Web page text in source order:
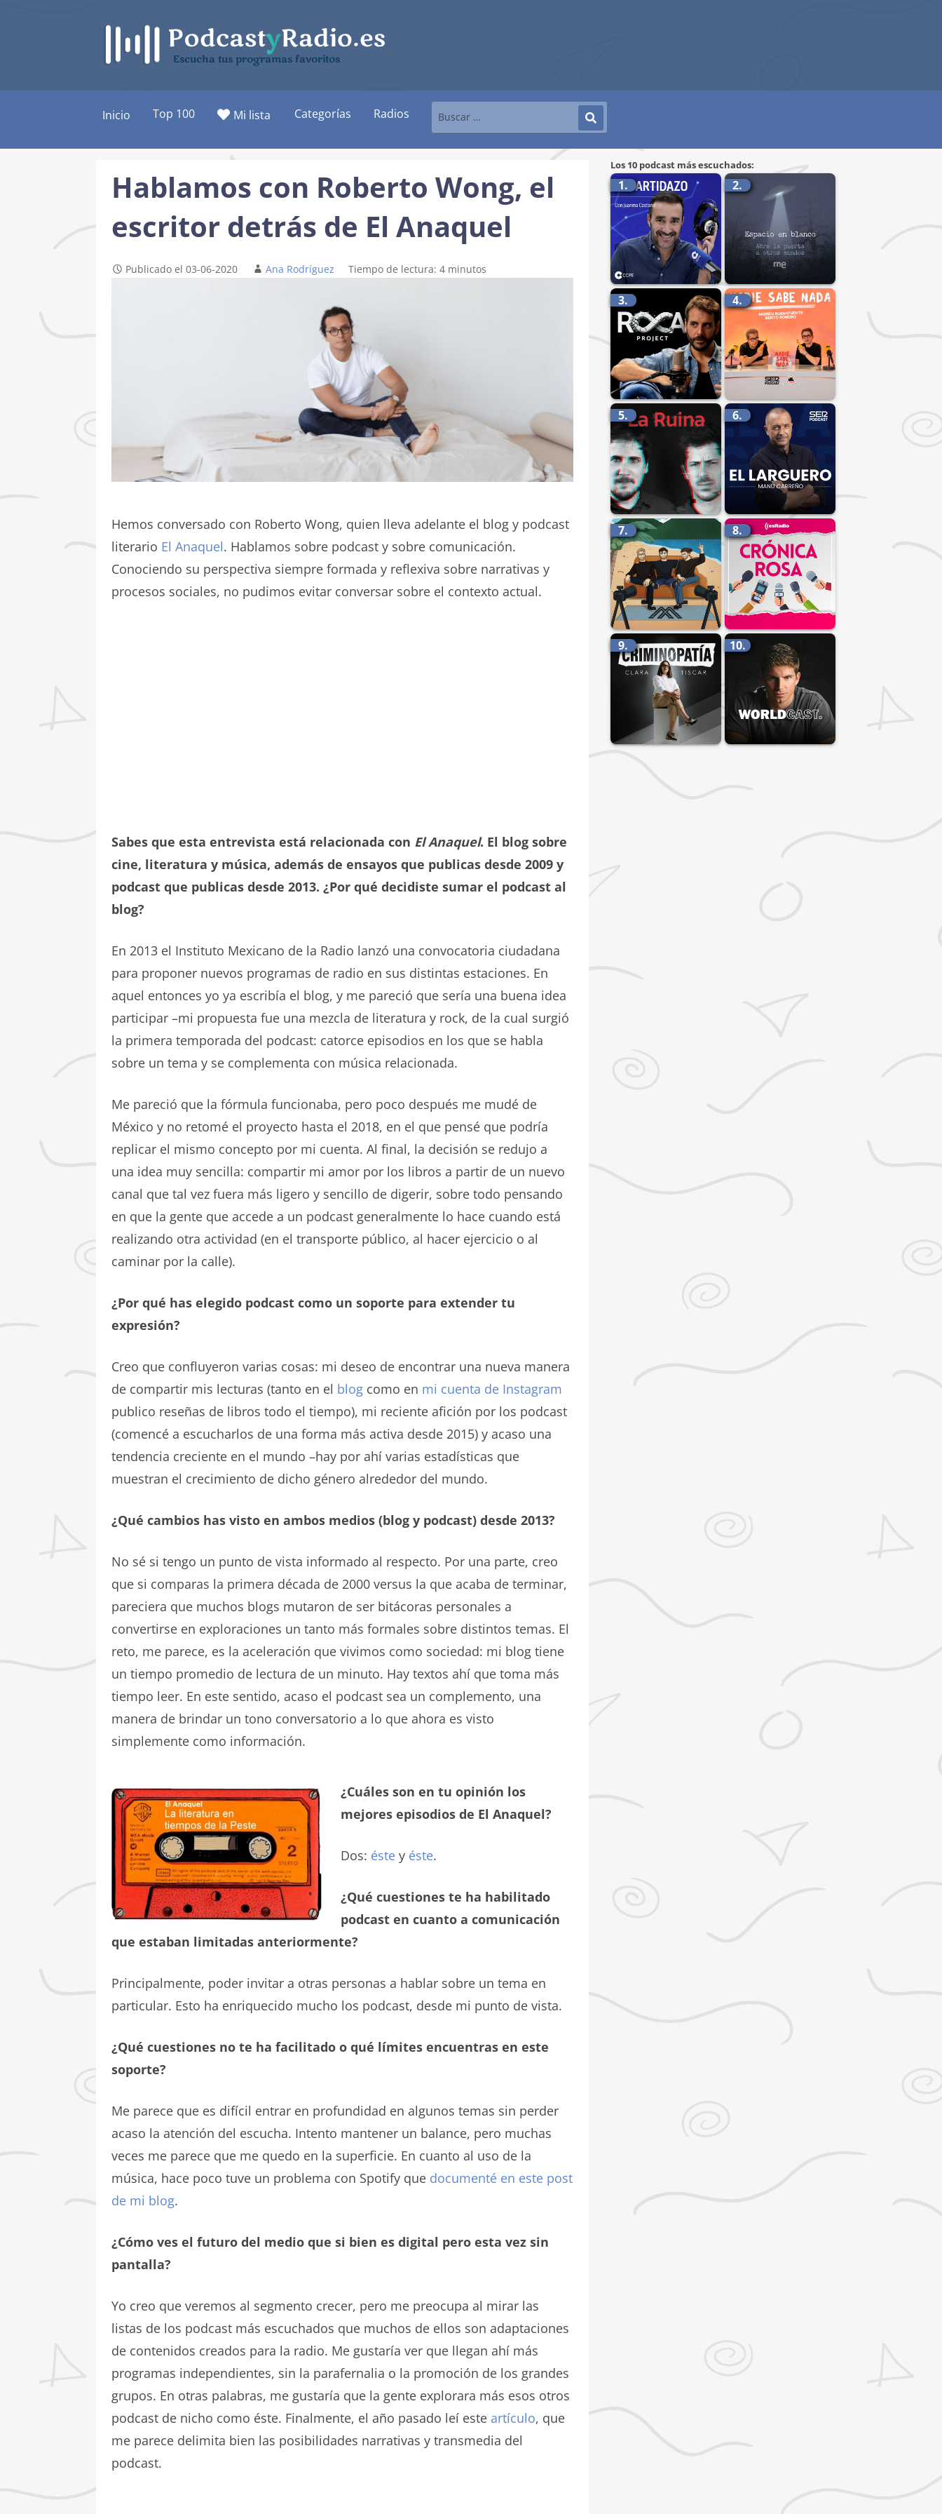
Escucha tus programas favoritos
Inicio Top 100 Mi lista Categorías Radios
Hablamos con Roberto Wong, el
escritor detrás de El Anaquel
Publicado el 03-06-2020 Ana Rodríguez Tiempo de lectura:4 minutos
Hemos conversado con Roberto Wong, quien lleva adelante el blog y podcast
literario El Anaquel. Hablamos sobre podcast y sobre comunicación.
Conociendo su perspectiva siempre formada y reflexiva sobre narrativas y
procesos sociales, no pudimos evitar conversar sobre el contexto actual.
Sabes que esta entrevista está relacionada con El Anaquel. El blog sobre
cine, literatura y música, además de ensayos que publicas desde 2009 y
podcast que publicas desde 2013. ¿Por qué decidiste sumar el podcast al
blog?
En 2013 el Instituto Mexicano de la Radio lanzó una convocatoria ciudadana
para proponer nuevos programas de radio en sus distintas estaciones. En
aquel entonces yo ya escribía el blog, y me pareció que sería una buena idea
participar –mi propuesta fue una mezcla de literatura y rock, de la cual surgió
la primera temporada del podcast: catorce episodios en los que se habla
sobre un tema y se complementa con música relacionada.
Me pareció que la fórmula funcionaba, pero poco después me mudé de
México y no retomé el proyecto hasta el 2018, en el que pensé que podría
replicar el mismo concepto por mi cuenta. Al final, la decisión se redujo a
una idea muy sencilla: compartir mi amor por los libros a partir de un nuevo
canal que tal vez fuera más ligero y sencillo de digerir, sobre todo pensando
en que la gente que accede a un podcast generalmente lo hace cuando está
realizando otra actividad (en el transporte público, al hacer ejercicio o al
caminar por la calle).
¿Por qué has elegido podcast como un soporte para extender tu
expresión?
Creo que confluyeron varias cosas: mi deseo de encontrar una nueva manera
de compartir mis lecturas (tanto en el blog como en mi cuenta de Instagram
publico reseñas de libros todo el tiempo), mi reciente afición por los podcast
(comencé a escucharlos de una forma más activa desde 2015) y acaso una
tendencia creciente en el mundo –hay por ahí varias estadísticas que
muestran el crecimiento de dicho género alrededor del mundo.
¿Qué cambios has visto en ambos medios (blog y podcast) desde 2013?
No sé si tengo un punto de vista informado al respecto. Por una parte, creo
que si comparas la primera década de 2000 versus la que acaba de terminar,
pareciera que muchos blogs mutaron de ser bitácoras personales a
convertirse en exploraciones un tanto más formales sobre distintos temas. El
reto, me parece, es la aceleración que vivimos como sociedad: mi blog tiene
un tiempo promedio de lectura de un minuto. Hay textos ahí que toma más
tiempo leer. En este sentido, acaso el podcast sea un complemento, una
manera de brindar un tono conversatorio a lo que ahora es visto
simplemente como información.
¿Cuáles son en tu opinión los
mejores episodios de El Anaquel?
Dos: éstey éste.
¿Qué cuestiones te ha habilitado
podcast en cuanto a comunicación
que estaban limitadas anteriormente?
Principalmente, poder invitar a otras personas a hablar sobre un tema en
particular. Esto ha enriquecido mucho los podcast, desde mi punto de vista.
¿Qué cuestiones no te ha facilitado o qué límites encuentras en este
soporte?
Me parece que es difícil entrar en profundidad en algunos temas sin perder
acaso la atención del escucha. Intento mantener un balance, pero muchas
veces me parece que me quedo en la superficie. En cuanto al uso de la
música, hace poco tuve un problema con Spotify que documenté en este post
de mi blog.
¿Cómo ves el futuro del medio que si bien es digital pero esta vez sin
pantalla?
Yo creo que veremos al segmento crecer, pero me preocupa al mirar las
listas de los podcast más escuchados que muchos de ellos son adaptaciones
de contenidos creados para la radio. Me gustaría ver que llegan ahí más
programas independientes, sin la parafernalia o la promoción de los grandes
grupos. En otras palabras, me gustaría que la gente explorara más esos otros
podcast de nicho como éste. Finalmente, el año pasado leí este artículo, que
me parece delimita bien las posibilidades narrativas y transmedia del
podcast.
Los 10 podcast más escuchados:
1. 2.
3. 4.
5. 6.
7. 8.
9. 10.